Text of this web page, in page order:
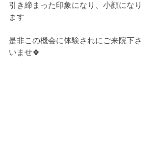
引き締まった印象になり、小顔になり
ます
是非この機会に体験されにご来院下さ
いませ🍀 ﻿